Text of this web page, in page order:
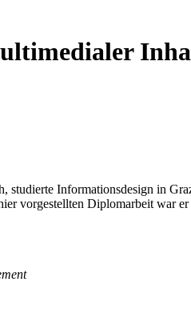
studierte Informationsdesign in
vorgestellten Diplomarbeit war